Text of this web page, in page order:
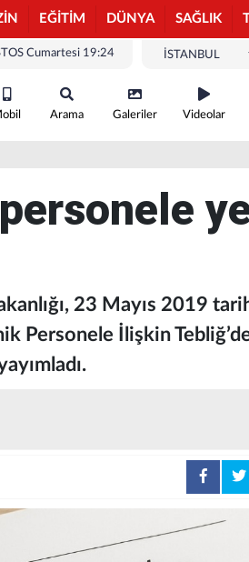
EĞİTİM DÜNYA SAĞLIK
Cumartesi 19:24
Arama Galeriler Videolar
23 Mayıs 2019
Personele İlişkin